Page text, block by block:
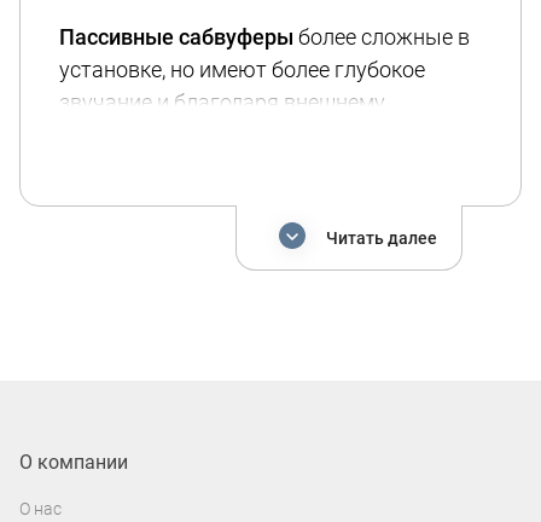
Пассивные сабвуферы более сложные в
установке, но имеют более глубокое
звучание и благодаря внешнему
индивидуальных предпочтений. Для
установки пассивного сабвуфера вам
потребуется: короб для сабвуфера,
провода.
Читать далее
О компании
О нас